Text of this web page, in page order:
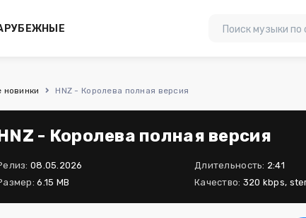
новинки HNZ - Королева полная версия
- Королева полная версия
08.05.2026 Длительность: 2:41
6.15 MB Качество: 320 kbps,